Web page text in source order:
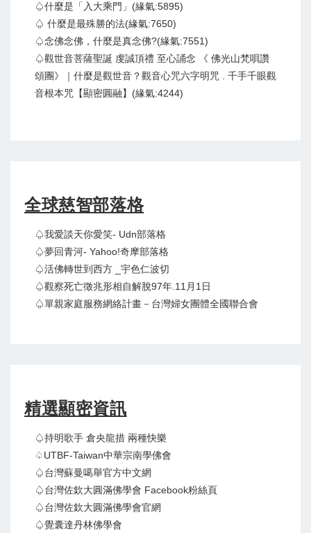
♤什麼是「入大乘門」(緣氣:5895)
♤ 什麼是最殊勝的法(緣氣:7650)
♤念佛念佛，什麼是真念佛?(緣氣:7551)
♤觀世音菩薩聖誕 虔誠頂禮 至心誦念 《 佛光山梵唄讚
頌團》｜什麼是觀世音？觀音心咒六字明咒 . 千手千眼觀
音根本咒【顯密圓融】(緣氣:4244)
全球慈智部落格
♤我愛談天你愛笑- Udn部落格
♤夢回青河- Yahoo!奇摩部落格
♤活佛轉世到西方 _宇色仁波切
♤觀察死亡徵兆形相自解脫97年.11月1日
♤單親家庭服務網絡計畫－台灣婦女團體全國聯合會
精選顯密資訊
♤持明歌手 倉央龍措 兩種快樂
♤UTBF-Taiwan中華宗南學佛會
♤台灣蘇曼噶舉官方中文網
♤台灣佐欽大圓滿佛學會 Facebook粉絲頁
♤台灣佐欽大圓滿佛學會官網
♤覺囊達丹林佛學會